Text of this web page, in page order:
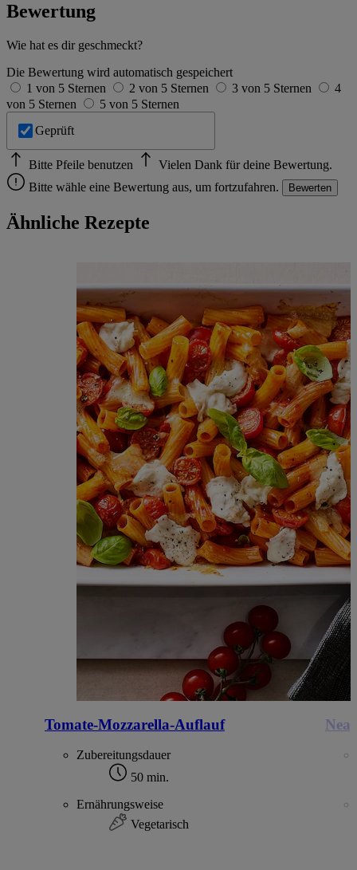
Bewertung
Wie hat es dir geschmeckt?
Die Bewertung wird automatisch gespeichert
1 von 5 Sternen
2 von 5 Sternen 3 von 5 Sternen
4
von 5 Sternen
5 von 5 Sternen
Geprüft
Bitte Pfeile benutzen
Vielen Dank für deine Bewertung.
Bitte wähle eine Bewertung aus, um fortzufahren.
Bewerten
Ähnliche Rezepte
Tomate-Mozzarella-Auflauf
Zubereitungsdauer
50 min.
Ernährungsweise
Vegetarisch